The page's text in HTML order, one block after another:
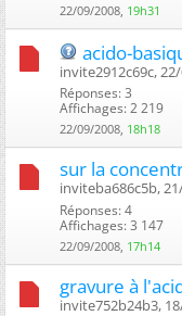
22/09/2008, 19h31
acido-
invite2912c69c,
Réponses: 3
Affichages: 2 219
22/09/2008, 18h18
sur la
inviteba686c5b,
Réponses: 4
Affichages: 3 147
22/09/2008, 17h14
gravure à
invite752b24b3,